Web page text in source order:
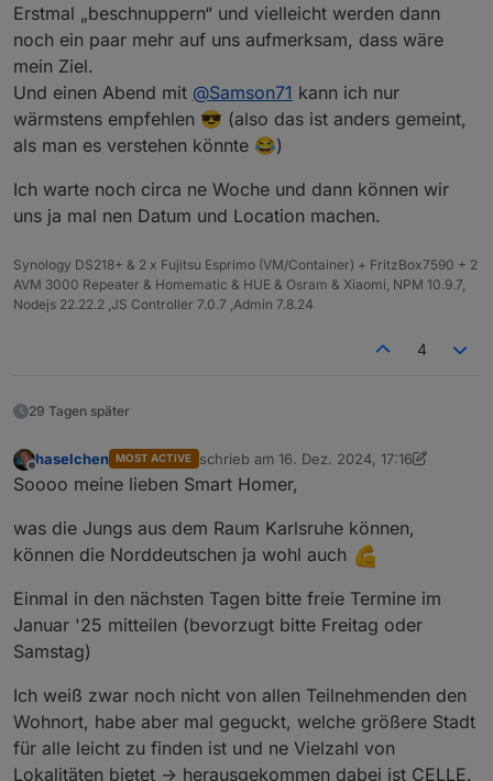
Erstmal „beschnuppern“ und vielleicht werden dann
noch ein paar mehr auf uns aufmerksam, dass wäre
mein Ziel.
Und einen Abend mit @Samson71 kann ich nur
wärmstens empfehlen 😎 (also das ist anders gemeint,
als man es verstehen könnte 😂)
Ich warte noch circa ne Woche und dann können wir
uns ja mal nen Datum und Location machen.
Synology DS218+ & 2 x Fujitsu Esprimo (VM/Container) + FritzBox7590 + 2
AVM 3000 Repeater & Homematic & HUE & Osram & Xiaomi, NPM 10.9.7,
Nodejs 22.22.2 ,JS Controller 7.0.7 ,Admin 7.8.24
4
29 Tagen später
Offline
haselchen MOST ACTIVE schrieb am 16. Dez. 2024, 17:16
zuletzt editiert von haselchen
Soooo meine lieben Smart Homer,
was die Jungs aus dem Raum Karlsruhe können,
können die Norddeutschen ja wohl auch
Einmal in den nächsten Tagen bitte freie Termine im
Januar '25 mitteilen (bevorzugt bitte Freitag oder
Samstag)
Ich weiß zwar noch nicht von allen Teilnehmenden den
Wohnort, habe aber mal geguckt, welche größere Stadt
für alle leicht zu finden ist und ne Vielzahl von
Lokalitäten bietet -> herausgekommen dabei ist CELLE.